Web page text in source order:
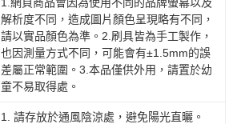
解析度不同，造成圖片顏色呈現略有不同，
請以實品顏色為準。2.刷具皆為手工製作，
也因測量方式不同，可能會有±1.5mm的誤
差屬正常範圍。3.本品僅供外用，請置於幼
童不易取得處。
1. 請存放於通風陰涼處，避免陽光直曬。